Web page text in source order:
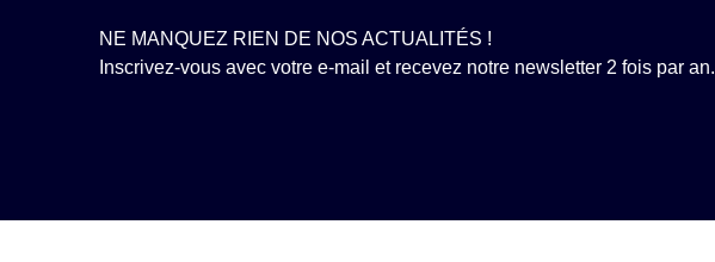
NE MANQUEZ RIEN DE NOS ACTUALITÉS !
Inscrivez-vous avec votre e-mail et recevez notre newsletter 2 fois par an.